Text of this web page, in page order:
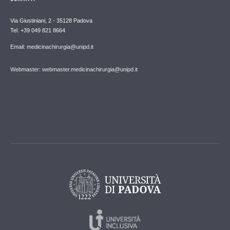
Via Giustiniani, 2 - 35128 Padova
Tel. +39 049 821 8664
Email: medicinachirurgia@unipd.it
Webmaster: webmaster.medicinachirurgia@unipd.it